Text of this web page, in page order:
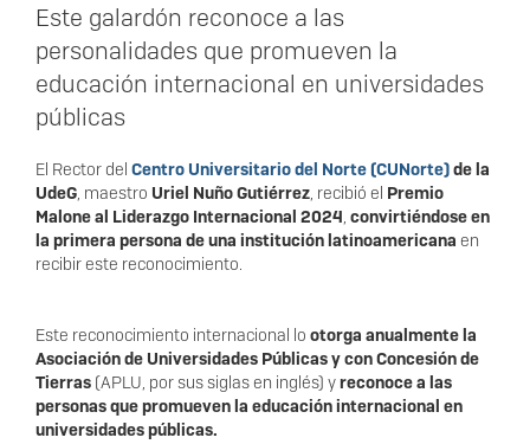
Este galardón reconoce a las
personalidades que promueven la
educación internacional en universidades
públicas
El Rector del Centro Universitario del Norte (CUNorte)de la
UdeG , maestro Uriel Nuño Gutiérrez , recibió el Premio
Malone al Liderazgo Internacional 2024 convirtiéndose en
la primera persona de una institución latinoamericana en
recibir este reconocimiento.
Este reconocimiento internacional lo otorga anualmente la
Asociación de Universidades Públicas y con Concesión de
Tierras (APLU, por sus siglas en inglés) yreconoce a las
personas que promueven la educación internacional en
universidades públicas.